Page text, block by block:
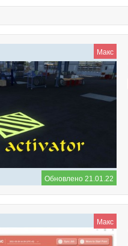
Макс
Обновлено 21.01.22
Макс